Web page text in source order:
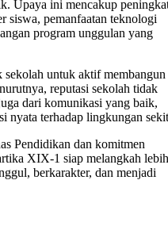
Upaya ini mencakup
siswa, pemanfaatan teknologi
program unggulan yang
untuk aktif membangun
reputasi sekolah tidak
dari komunikasi yang baik,
nyata terhadap lingkungan
Pendidikan dan komitmen
XIX-1 siap melangkah lebih
berkarakter, dan menjadi